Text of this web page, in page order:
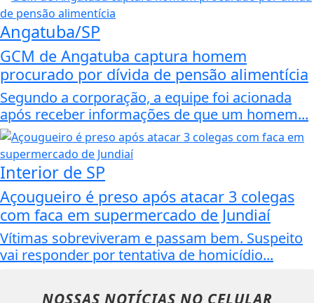
Angatuba/SP
GCM de Angatuba captura homem
procurado por dívida de pensão alimentícia
Segundo a corporação, a equipe foi acionada
após receber informações de que um homem...
Interior de SP
Açougueiro é preso após atacar 3 colegas
com faca em supermercado de Jundiaí
Vítimas sobreviveram e passam bem. Suspeito
vai responder por tentativa de homicídio...